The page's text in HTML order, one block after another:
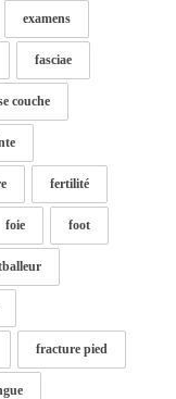
examens
fasciae
couche
fertilité
foie foot
fracture pied